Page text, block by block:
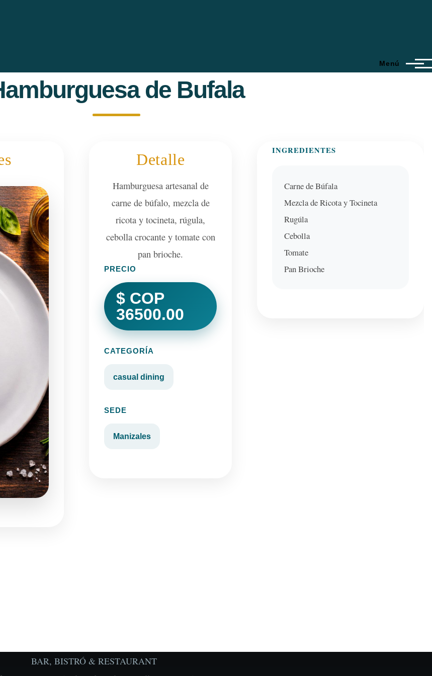
Menú
de Bufala
Detalle
Hamburguesa artesanal de
carne de búfalo, mezcla de
ricota y tocineta, rúgula,
cebolla crocante y tomate con
pan brioche.
PRECIO
$ COP
36500.00
CATEGORÍA
casual dining
SEDE
Manizales
INGREDIENTES
Carne de Búfala
Mezcla de Ricota y Tocineta
Rugúla
Cebolla
Tomate
Pan Brioche
BAR, BISTRÓ & RESTAURANT